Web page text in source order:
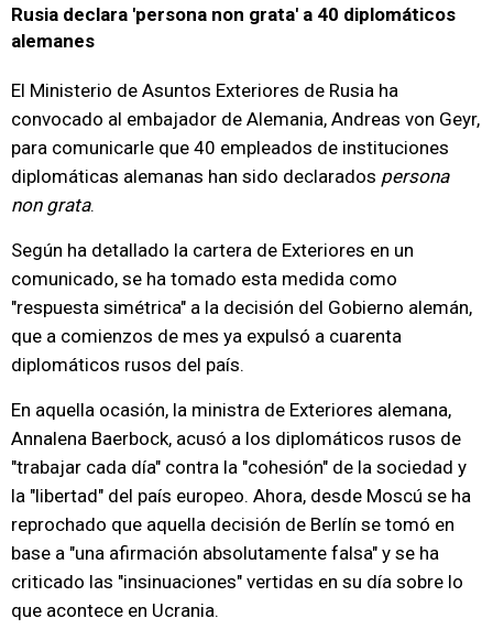
Rusia declara 'persona non grata' a 40 diplomáticos
alemanes
El Ministerio de Asuntos Exteriores de Rusia ha
convocado al embajador de Alemania, Andreas von Geyr,
para comunicarle que 40 empleados de instituciones
diplomáticas alemanas han sido declarados persona
non grata.
Según ha detallado la cartera de Exteriores en un
comunicado, se ha tomado esta medida como
"respuesta simétrica" a la decisión del Gobierno alemán,
que a comienzos de mes ya expulsó a cuarenta
diplomáticos rusos del país.
En aquella ocasión, la ministra de Exteriores alemana,
Annalena Baerbock, acusó a los diplomáticos rusos de
"trabajar cada día" contra la "cohesión" de la sociedad y
la "libertad" del país europeo. Ahora, desde Moscú se ha
reprochado que aquella decisión de Berlín se tomó en
base a "una afirmación absolutamente falsa" y se ha
criticado las "insinuaciones" vertidas en su día sobre lo
que acontece en Ucrania.